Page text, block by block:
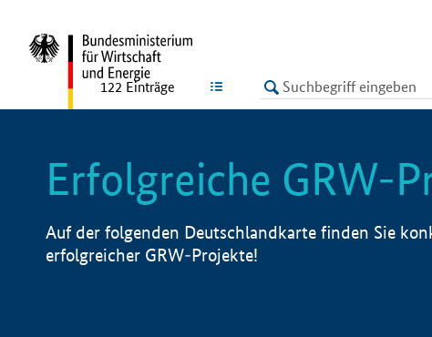
LISTE
122 Einträge
Erfolgreiche GRW-
Auf der folgenden Deutschlandkarte finden Sie
erfolgreicher GRW-Projekte!